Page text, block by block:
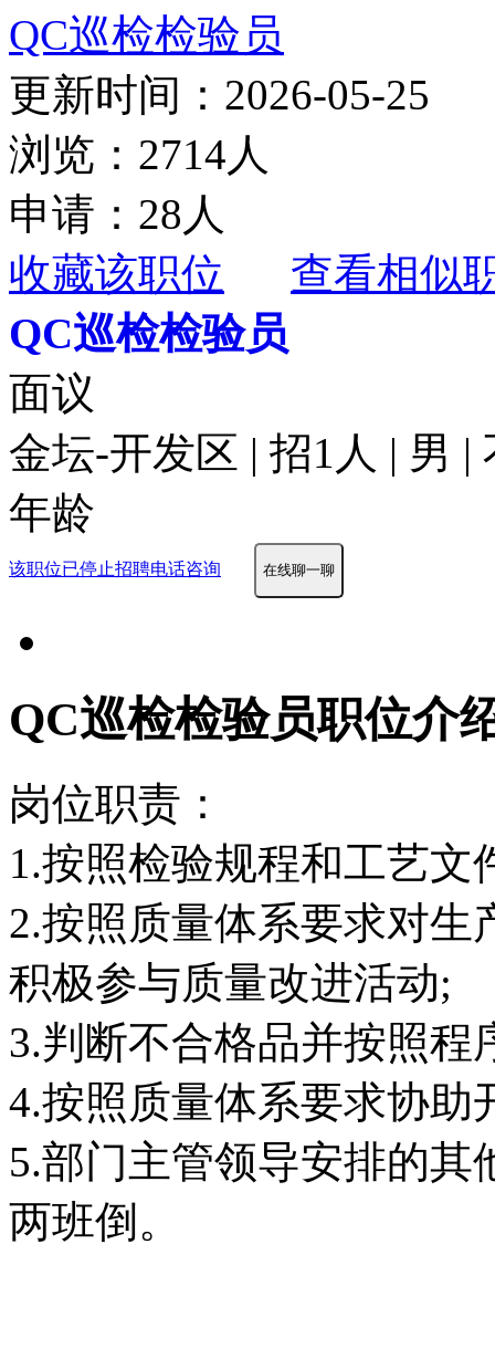
QC巡检检验员
更新时间：2026-05-25
浏览：2714人
申请：28人
收藏该职位
查看相似
QC巡检检验员
面议
金坛-开发区 | 招1人 | 男
年龄
该职位已停止招聘电话咨询 在线聊一聊
QC巡检检验员职位介
岗位职责：
1.按照检验规程和工艺文
2.按照质量体系要求对
积极参与质量改进活动;
3.判断不合格品并按照程
4.按照质量体系要求协助
5.部门主管领导安排的其
两班倒。